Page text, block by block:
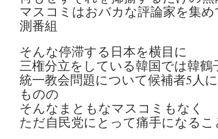
マスコミはおバカな評論家を集
測番組
そんな停滞する日本を横目に
三権分立をしている韓国では韓鶴
統一教会問題について候補者5人
ものの
そんなまともなマスコミもなく
ただ自民党にとって痛手になる